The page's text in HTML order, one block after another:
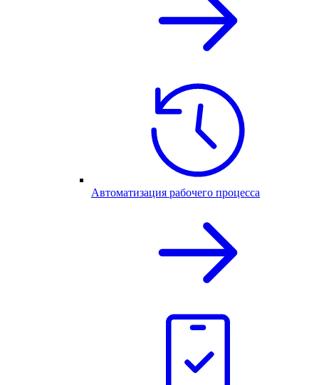
Автоматизация рабочего процесса